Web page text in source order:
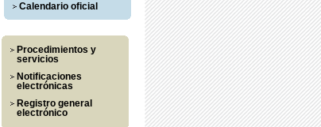
Calendario oficial
Procedimientos y
servicios
Notificaciones
electrónicas
Registro general
electrónico